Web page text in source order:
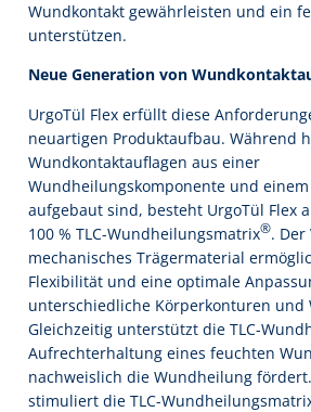
Wundkontakt gewährleisten und ein
unterstützen.
Neue Generation von
UrgoTül Flex erfüllt diese
neuartigen Produktaufbau. Während
Wundkontaktauflagen aus einer
Wundheilungskomponente und
aufgebaut sind, besteht UrgoTül Flex
100 % TLC-Wundheilungsmatrix®. Der
mechanisches Trägermaterial
Flexibilität und eine optimale
unterschiedliche Körperkonturen und
Gleichzeitig unterstützt die TLC-
Aufrechterhaltung eines feuchten
nachweislich die Wundheilung fördert.
stimuliert die TLC-